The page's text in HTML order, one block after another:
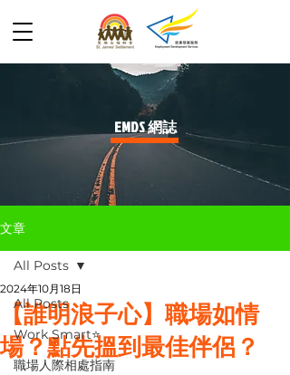
​EMDS 網誌
文章
All Posts
Work Smart⭐️
職場人際相處指南
All Posts
【誰明浪子心】職場如情
場？點先搵到最佳伴侶？
2024年10月18日